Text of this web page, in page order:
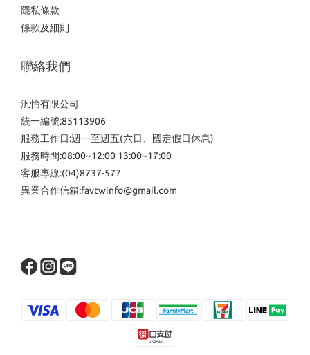
隱私條款
條款及細則
聯絡我們
汎怡有限公司
統一編號:85113906
服務工作日:週一至週五(六日、國定假日休息)
服務時間:08:00~12:00 13:00~17:00
客服專線:(04)8737-577
異業合作信箱:favtwinfo@gmail.com